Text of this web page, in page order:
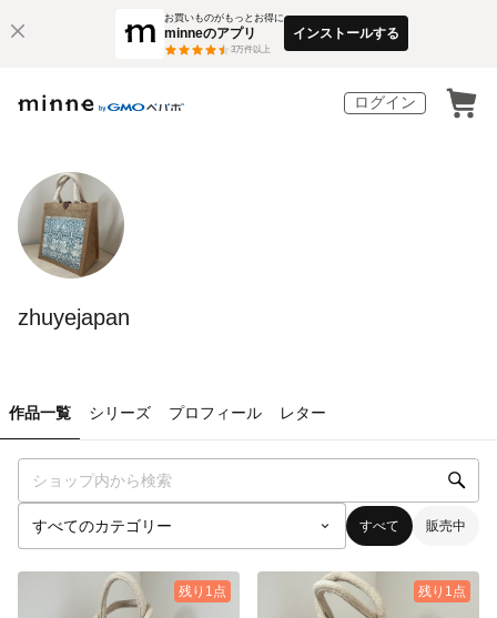
お買いものがもっとお得に
minneのアプリ
3万件以上
インストールする
ログイン
zhuyejapan
作品一覧 シリーズ プロフィール レター
すべて 販売中
残り1点 残り1点